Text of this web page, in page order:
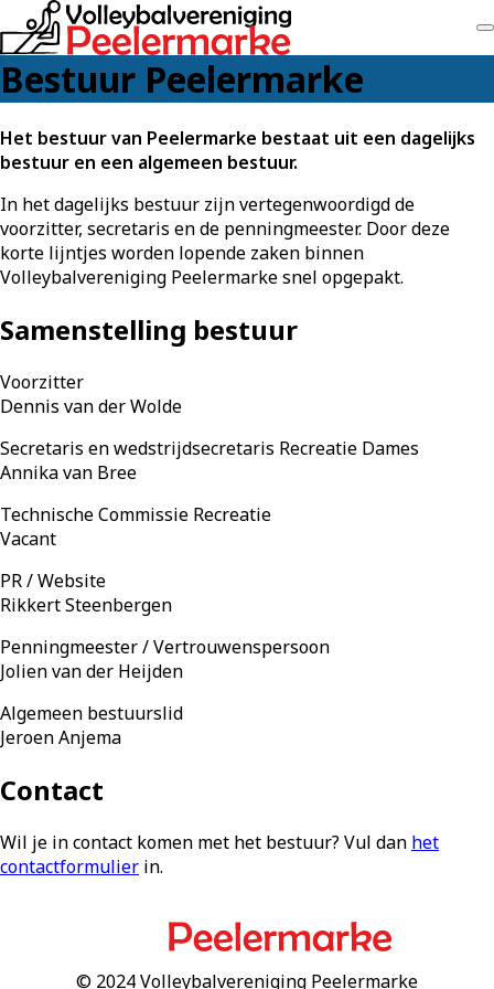
Bestuur Peelermarke
Het bestuur van Peelermarke bestaat uit een dagelijks
bestuur en een algemeen bestuur.
In het dagelijks bestuur zijn vertegenwoordigd de
voorzitter, secretaris en de penningmeester. Door deze
korte lijntjes worden lopende zaken binnen
Volleybalvereniging Peelermarke snel opgepakt.
Samenstelling bestuur
Voorzitter
Dennis van der Wolde
Secretaris en wedstrijdsecretaris Recreatie Dames
Annika van Bree
Technische Commissie Recreatie
Vacant
PR / Website
Rikkert Steenbergen
Penningmeester / Vertrouwenspersoon
Jolien van der Heijden
Algemeen bestuurslid
Jeroen Anjema
Contact
Wil je in contact komen met het bestuur? Vul dan het
contactformulier in.
© 2024 Volleybalvereniging Peelermarke